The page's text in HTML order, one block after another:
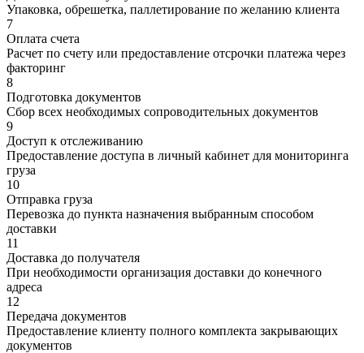
Упаковка, обрешетка, паллетирование по желанию клиента
7
Оплата счета
Расчет по счету или предоставление отсрочки платежа через
факторинг
8
Подготовка документов
Сбор всех необходимых сопроводительных документов
9
Доступ к отслеживанию
Предоставление доступа в личный кабинет для мониторинга
груза
10
Отправка груза
Перевозка до пункта назначения выбранным способом
доставки
11
Доставка до получателя
При необходимости организация доставки до конечного
адреса
12
Передача документов
Предоставление клиенту полного комплекта закрывающих
документов